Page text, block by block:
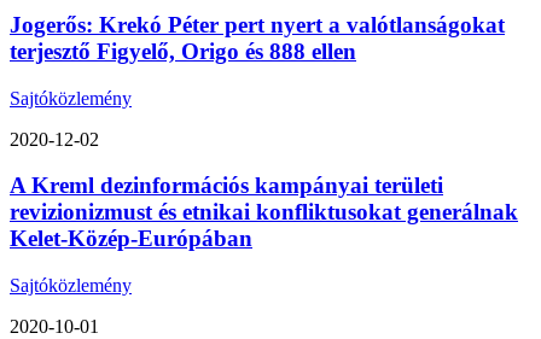
Jogerős: Krekó Péter pert nyert a valótlanságokat
terjesztő Figyelő, Origo és 888 ellen
Sajtóközlemény
2020-12-02
A Kreml dezinformációs kampányai területi
revizionizmust és etnikai konfliktusokat generálnak
Kelet-Közép-Európában
Sajtóközlemény
2020-10-01